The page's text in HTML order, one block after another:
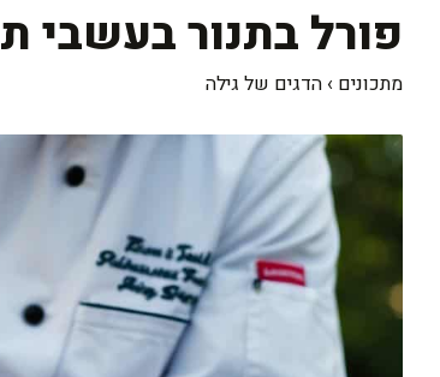
פורל בתנור בעשבי
מתכונים › הדגים של גילה